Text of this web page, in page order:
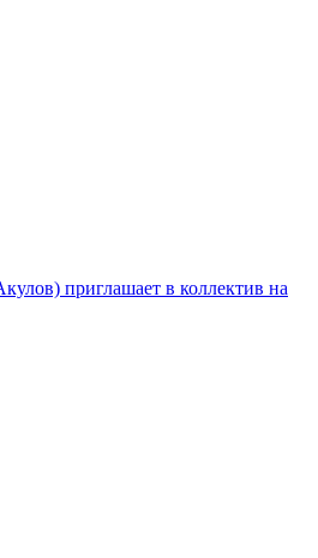
приглашает в коллектив на